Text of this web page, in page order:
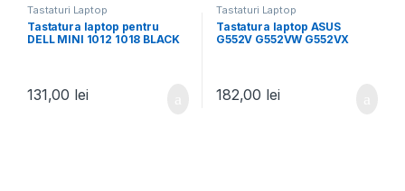
Tastaturi Laptop
Tastatura laptop pentru
DELL MINI 1012 1018 BLACK
131,00 lei
Tastaturi Laptop
Tastatura laptop ASUS
G552V G552VW G552VX
182,00 lei